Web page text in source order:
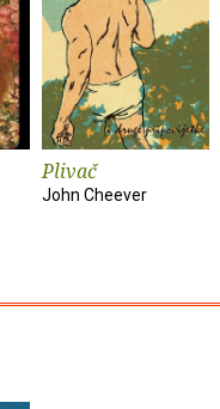
Plivač
John Cheever